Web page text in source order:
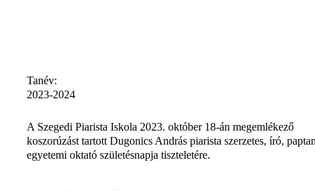
Tanév:
2023-2024
A Szegedi Piarista Iskola 2023. október 18-án megemlékező
koszorúzást tartott Dugonics András piarista szerzetes, író,
egyetemi oktató születésnapja tiszteletére.